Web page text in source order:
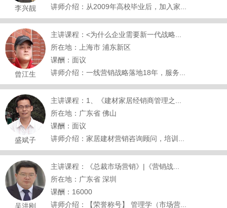
李兴靓
讲师介绍：从2009年高校毕业后，加入家...
曾江生
主讲课程：<为什么企业需要新一代战略...
所在地：上海市 浦东新区
课酬：面议
讲师介绍：一线营销战略落地18年，服务...
盛斌子
主讲课程：1、《建材家居经销商管理之...
所在地：广东省 佛山
课酬：面议
讲师介绍：家居建材营销咨询顾问，培训...
吴洪刚
主讲课程：《总裁市场营销》|《营销战...
所在地：广东省 深圳
课酬：16000
讲师介绍：【荣誉称号】 管理学（市场营...